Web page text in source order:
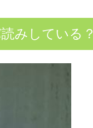
みしている？